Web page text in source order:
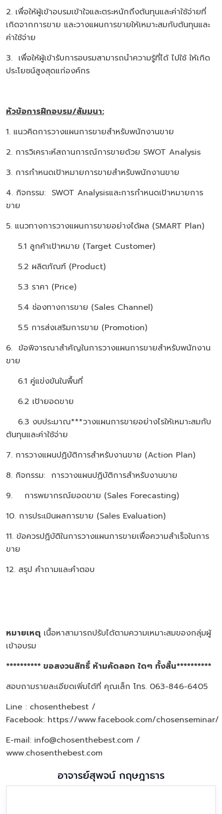
2. เพื่อให้ผู้เข้าอบรมเข้าใจและตระหนักถึงต้นทุนและค่าใช้จ่ายที่
เกิดจากการขาย และวางแผนการขายให้เหมาะสมกับต้นทุนและ
ค่าใช้จ่าย
3. เพื่อให้ผู้เข้ารับการอบรมสามารถนำความรู้ที่ได้ ไปใช้ ให้เกิด
ประโยชน์สูงสุดแก่องค์กร
หัวข้อการฝึกอบรม/สัมมนา:
1. แนวคิดการวางแผนการขายสำหรับพนักงานขาย
2. การวิเคราะห์สถานการณ์การขายด้วย SWOT Analysis
3. การกำหนดเป้าหมายการขายสำหรับพนักงานขาย
4. กิจกรรม: SWOT Analysisและการกำหนดเป้าหมายการ
ขาย
5. แนวทางการวางแผนการขายอย่างได้ผล (SMART Plan)
5.1 ลูกค้าเป้าหมาย (Target Customer)
5.2 ผลิตภัณฑ์ (Product)
5.3 ราคา (Price)
5.4 ช่องทางการขาย (Sales Channel)
5.5 การส่งเสริมการขาย (Promotion)
6. ข้อพิจารณาสำคัญในการวางแผนการขายสำหรับพนักงาน
ขาย
6.1 คู่แข่งขันในพื้นที่
6.2 เป้ายอดขาย
6.3 งบประมาณ***วางแผนการขายอย่างไรให้เหมาะสมกับ
ต้นทุนและค่าใช้จ่าย
7. การวางแผนปฏิบัติการสำหรับงานขาย (Action Plan)
8. กิจกรรม: การวางแผนปฏิบัติการสำหรับงานขาย
9. การพยากรณ์ยอดขาย (Sales Forecasting)
10. การประเมินผลการขาย (Sales Evaluation)
11. ข้อควรปฏิบัติในการวางแผนการขายเพื่อความสำเร็จในการ
ขาย
12. สรุป คำถามและคำตอบ
หมายเหตุ เนื้อหาสามารถปรับได้ตามความเหมาะสมของกลุ่มผู้
เข้าอบรม
********** ขอสงวนสิทธิ์ ห้ามคัดลอก ใดๆ ทั้งสิ้น**********
สอบถามรายละเอียดเพิ่มได้ที่ คุณเล็ก โทร. 063-846-6405
Line : chosenthebest /
Facebook: https://www.facebook.com/chosenseminar/
E-mail: info@chosenthebest.com /
www.chosenthebest.com
อาจารย์สุพจน์ กฤษฎาธาร